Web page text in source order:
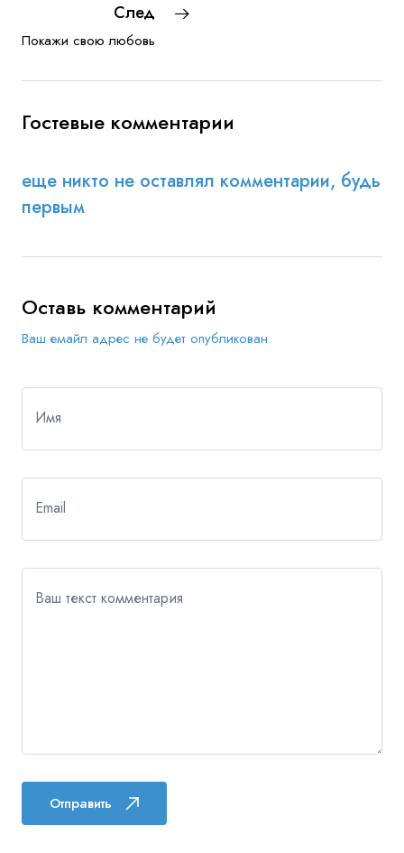
След
Покажи свою любовь
Гостевые комментарии
еще никто не оставлял комментарии, будь
первым
Оставь комментарий
Ваш емайл адрес не будет опубликован.
Имя
Email
Ваш текст комментария
Отправить